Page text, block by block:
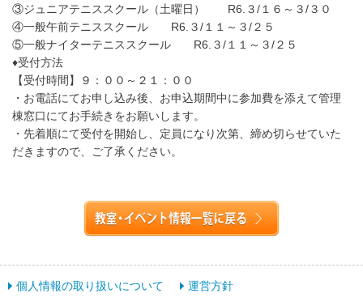
③ジュニアテニススクール（土曜日） R6.３/１６～３/３０
④一般午前テニススクール R6.３/１１～３/２５
⑤一般ナイターテニススクール R6.３/１１～３/２５
♦受付方法
【受付時間】９：００～２１：００
・お電話にてお申し込み後、お申込期間中に参加費を添えて管理
棟窓口にてお手続きをお願いします。
・先着順にて受付を開始し、定員になり次第、締め切らせていた
だきますので、ご了承ください。
個人情報の取り扱いについて 運営方針